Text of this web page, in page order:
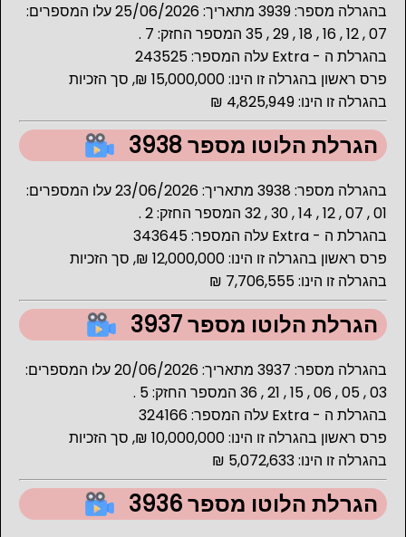
בהגרלה מספר: 3939 מתאריך: 25/06/2026 עלו המספרים:
07 , 12 , 16 , 18 , 29 , 35 המספר החזק: 7 .
בהגרלת ה - Extra עלה המספר: 243525
פרס ראשון בהגרלה זו הינו: 15,000,000 ₪, סך הזכיות
בהגרלה זו הינו: 4,825,949 ₪
הגרלת הלוטו מספר 3938
בהגרלה מספר: 3938 מתאריך: 23/06/2026 עלו המספרים:
01 , 07 , 12 , 14 , 30 , 32 המספר החזק: 2 .
בהגרלת ה - Extra עלה המספר: 343645
פרס ראשון בהגרלה זו הינו: 12,000,000 ₪, סך הזכיות
בהגרלה זו הינו: 7,706,555 ₪
הגרלת הלוטו מספר 3937
בהגרלה מספר: 3937 מתאריך: 20/06/2026 עלו המספרים:
03 , 05 , 06 , 15 , 21 , 36 המספר החזק: 5 .
בהגרלת ה - Extra עלה המספר: 324166
פרס ראשון בהגרלה זו הינו: 10,000,000 ₪, סך הזכיות
בהגרלה זו הינו: 5,072,633 ₪
הגרלת הלוטו מספר 3936